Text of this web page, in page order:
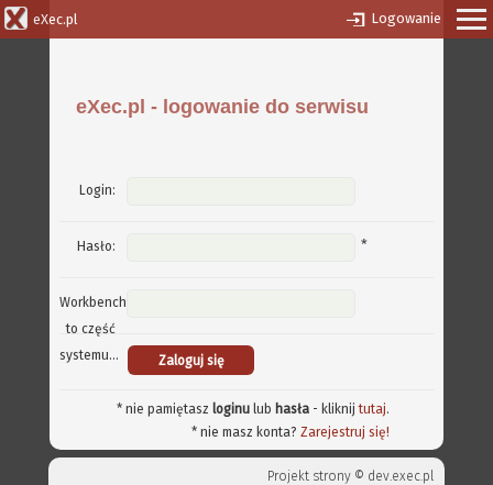
eXec.pl Logowanie
eXec.pl - logowanie do serwisu
Login:
Hasło: *
Workbench
to część
systemu...
* nie pamiętasz loginu lub hasła - kliknijtutaj.
* nie masz konta? Zarejestruj się!
Projekt strony © dev.exec.pl